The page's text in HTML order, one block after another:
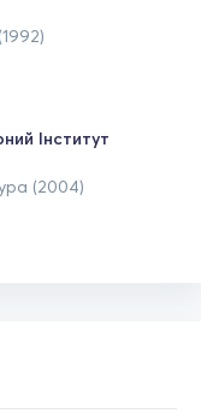
Інститут
(2004)